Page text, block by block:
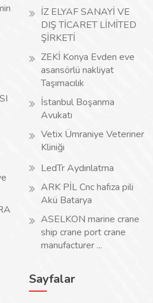
İZ ELYAF SANAYİ VE
DIŞ TİCARET LİMİTED
ŞİRKETİ
ZEKİ Konya Evden eve
asansörlü nakliyat
Taşımacılık
İstanbul Boşanma
Avukatı
Vetix Ümraniye Veteriner
Kliniği
LedTr Aydınlatma
ARK PİL Cnc hafıza pili
Akü Batarya
ASELKON marine crane
ship crane port crane
manufacturer ...
Sayfalar